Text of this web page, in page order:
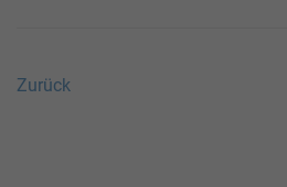
Zurück